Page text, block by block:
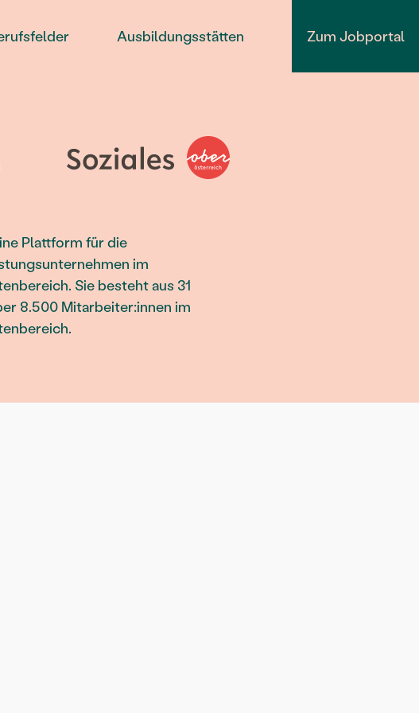
Ausbildungsstätten Zum Jobportal
Plattform für die
im
Sie besteht aus 31
8.500 Mitarbeiter:innen im